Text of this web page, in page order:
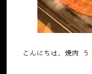
こんにちは、焼肉 う